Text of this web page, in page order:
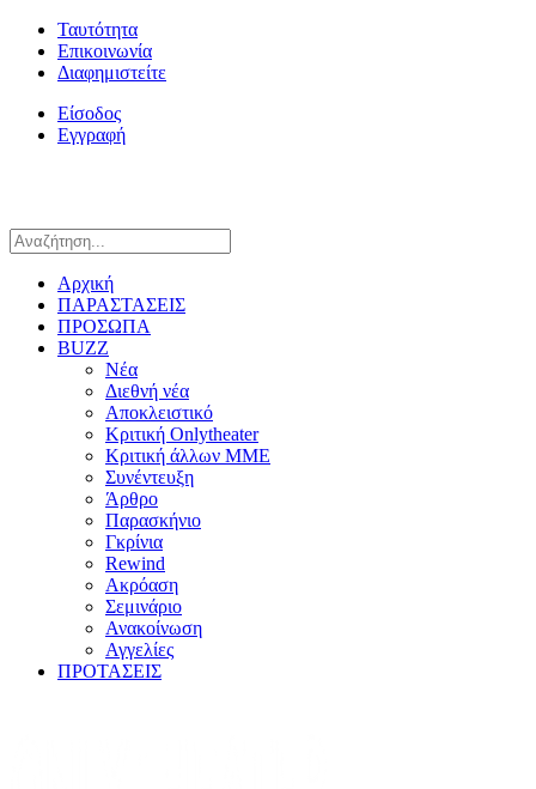
Ταυτότητα
Επικοινωνία
Διαφημιστείτε
Είσοδος
Εγγραφή
Αρχική
ΠΑΡΑΣΤΑΣΕΙΣ
ΠΡΟΣΩΠΑ
BUZZ
Νέα
Διεθνή νέα
Αποκλειστικό
Κριτική Onlytheater
Κριτική άλλων ΜΜΕ
Συνέντευξη
Άρθρο
Παρασκήνιο
Γκρίνια
Rewind
Ακρόαση
Σεμινάριο
Ανακοίνωση
Αγγελίες
ΠΡΟΤΑΣΕΙΣ